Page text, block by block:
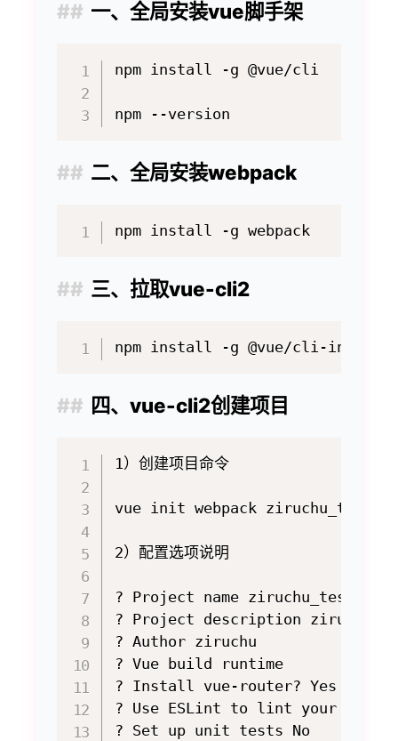
一、全局安装vue脚手架
npm install -g @vue/cli
二、全局安装webpack
npm install -g webpack
三、拉取vue-cli2
四、vue-cli2创建项目
1）创建项目命令
vue init webpack ziruchu_test01
2）配置选项说明
? Project name
? Project description ziruchu
? Author ziruchu
? Vue build runtime
? Install vue-router? Yes
? Use ESLint to lint your code?
? Set up unit tests No